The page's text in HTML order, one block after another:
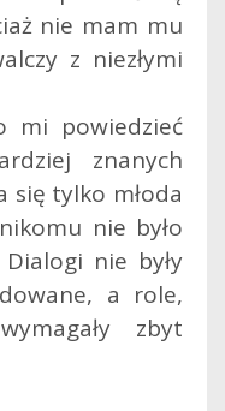
nie mam mu
z niezłymi
mi powiedzieć
znanych
się tylko młoda
nie było
nie były
a role,
zbyt